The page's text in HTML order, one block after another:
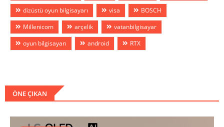
dizüstü oyun bilgisayarı
visa
BOSCH
Millenicom
arçelik
vatanbilgisayar
oyun bilgisayarı
android RTX
ÖNE ÇIKAN